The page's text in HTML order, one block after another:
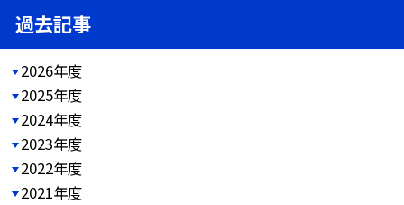
過去記事
2026年度
2025年度
2024年度
2023年度
2022年度
2021年度